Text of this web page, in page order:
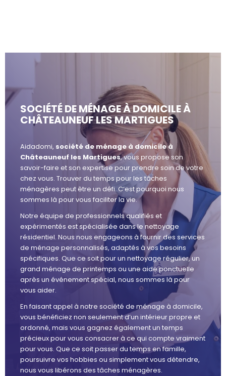
SOCIÉTÉ DE MÉNAGE À DOMICILE À
CHÂTEAUNEUF LES MARTIGUES
Aidadomi, société de ménage à domicile à
Châteauneuf les Martigues, vous propose son
savoir-faire et son expertise pour prendre soin de votre
chez vous. Trouver du temps pour les tâches
ménagères peut être un défi. C’est pourquoi nous
sommes là pour vous faciliter la vie.
Notre équipe de professionnels qualifiés et
expérimentés est spécialisée dans le nettoyage
résidentiel. Nous nous engageons à fournir des services
de ménage personnalisés, adaptés à vos besoins
spécifiques. Que ce soit pour un nettoyage régulier, un
grand ménage de printemps ou une aide ponctuelle
après un événement spécial, nous sommes là pour
vous aider.
En faisant appel à notre société de ménage à domicile,
vous bénéficiez non seulement d’un intérieur propre et
ordonné, mais vous gagnez également un temps
précieux pour vous consacrer à ce qui compte vraiment
pour vous. Que ce soit passer du temps en famille,
poursuivre vos hobbies ou simplement vous détendre,
nous vous libérons des tâches ménagères.